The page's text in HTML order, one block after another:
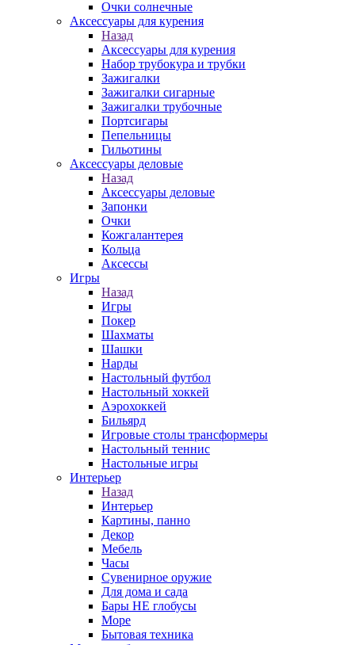
Очки солнечные
Аксессуары для курения
Назад
Аксессуары для курения
Набор трубокура и трубки
Зажигалки
Зажигалки сигарные
Зажигалки трубочные
Портсигары
Пепельницы
Гильотины
Аксессуары деловые
Назад
Аксессуары деловые
Запонки
Очки
Кожгалантерея
Кольца
Аксессы
Игры
Назад
Игры
Покер
Шахматы
Шашки
Нарды
Настольный футбол
Настольный хоккей
Аэрохоккей
Бильярд
Игровые столы трансформеры
Настольный теннис
Настольные игры
Интерьер
Назад
Интерьер
Картины, панно
Декор
Мебель
Часы
Сувенирное оружие
Для дома и сада
Бары НЕ глобусы
Море
Бытовая техника